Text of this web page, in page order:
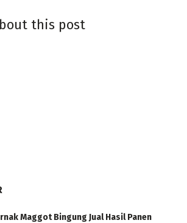
this post
Maggot Bingung Jual Hasil Panen